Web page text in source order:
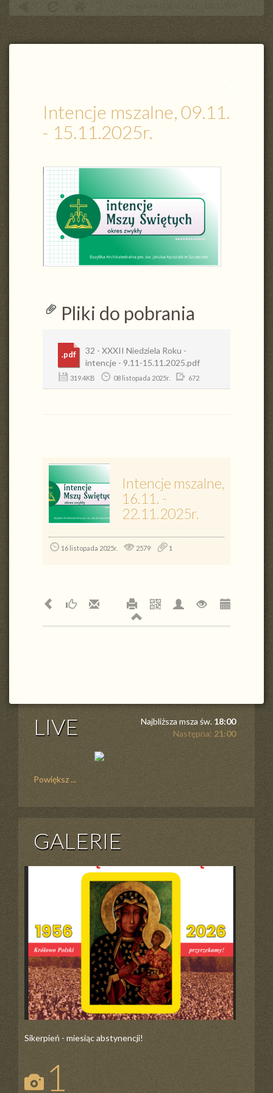
Intencje mszalne, 09.11. - 15.11.2025r.
Intencje mszalne, 09.11.
- 15.11.2025r.
Pliki do pobrania
.pdf
32 - XXXII Niedziela Roku -
intencje - 9.11-15.11.2025.pdf
319.4KB 08 listopada 2025r. 672
Intencje mszalne,
16.11. -
22.11.2025r.
16 listopada 2025r. 2579 1
LIVE Najbliższa msza św. 18:00
Następna: 21:00
Powiększ ...
GALERIE
Sikerpień - miesiąc abstynencji!
1